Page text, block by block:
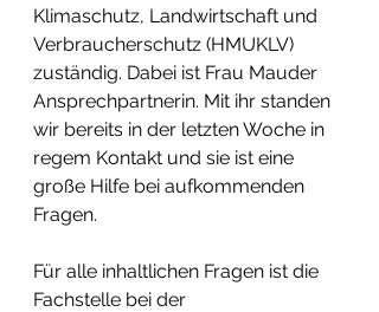
Klimaschutz, Landwirtschaft und
Verbraucherschutz (HMUKLV)
zuständig. Dabei ist Frau Mauder
Ansprechpartnerin. Mit ihr standen
wir bereits in der letzten Woche in
regem Kontakt und sie ist eine
große Hilfe bei aufkommenden
Fragen.
Für alle inhaltlichen Fragen ist die
Fachstelle bei der